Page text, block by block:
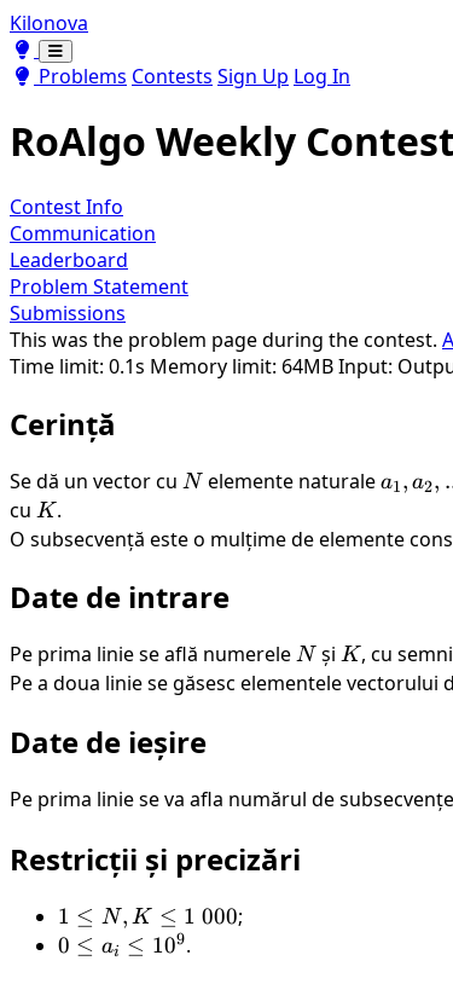
Kilonova
Toggle theme
Toggle theme
Problems Contests Sign Up Log In
RoAlgo Weekly
Contest Info
Communication
Leaderboard
Problem Statement
Submissions
This was the problem page during the contest.
Time limit: 0.1s Memory limit: 64MBInput:
Cerință
Se dă un vector cu N
N elemente naturalea_1,
...,
a1, a2,
cu K
K.
O subsecvență este o mulțime de elemente
Date de intrare
Pe prima linie se află numereleN
N șiK
K, cu
Pe a doua linie se găsesc elementele vectorului
Date de ieșire
Pe prima linie se va afla numărul de
Restricții și precizări
1
\leq
1 ≤ N, K ≤ 1 000;
0
0 ≤ ai ≤ 109.